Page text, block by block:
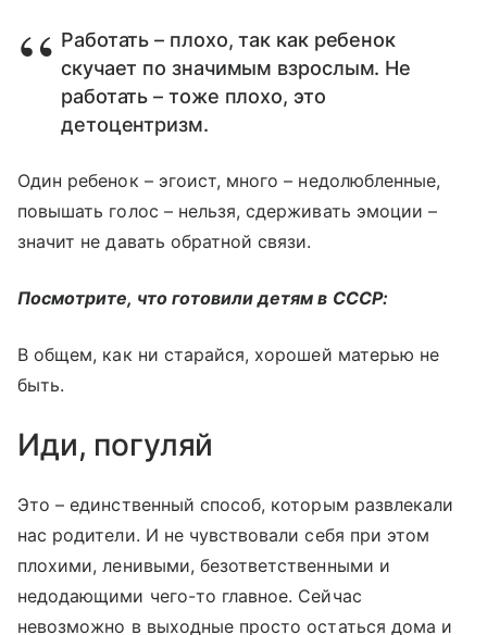
Работать – плохо, так как ребенок
скучает по значимым взрослым. Не
работать – тоже плохо, это
детоцентризм.
Один ребенок – эгоист, много – недолюбленные,
повышать голос – нельзя, сдерживать эмоции –
значит не давать обратной связи.
Посмотрите, что готовили детям в СССР:
В общем, как ни старайся, хорошей матерью не
быть.
Иди, погуляй
Это – единственный способ, которым развлекали
нас родители. И не чувствовали себя при этом
плохими, ленивыми, безответственными и
недодающими чего-то главное. Сейчас
невозможно в выходные просто остаться дома и